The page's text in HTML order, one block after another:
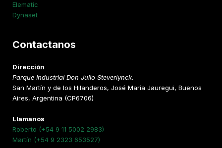
Elematic
Dynaset
Contactanos
Dirección
Parque Industrial Don Julio Steverlynck.
San Martín y de los Hilanderos, José María Jauregui, Buenos
Aires, Argentina (CP6706)
Llamanos
Roberto (+54 9 11 5002 2983)
Martín (+54 9 2323 653527)